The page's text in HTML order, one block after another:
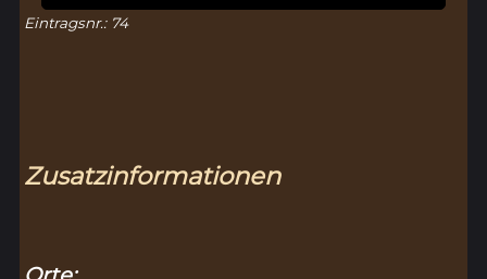
Eintragsnr.: 74
Zusatzinformationen